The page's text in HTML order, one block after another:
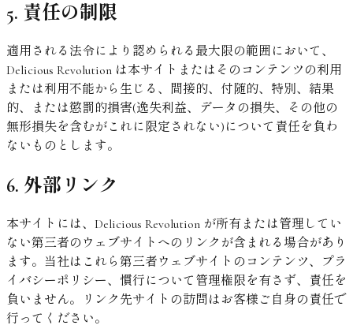
5. 責任の制限
適用される法令により認められる最大限の範囲において、
Delicious Revolution は本サイトまたはそのコンテンツの利用
または利用不能から生じる、間接的、付随的、特別、結果
的、または懲罰的損害(逸失利益、データの損失、その他の
無形損失を含むがこれに限定されない)について責任を負わ
ないものとします。
6. 外部リンク
本サイトには、Delicious Revolution が所有または管理してい
ない第三者のウェブサイトへのリンクが含まれる場合があり
ます。当社はこれら第三者ウェブサイトのコンテンツ、プラ
イバシーポリシー、慣行について管理権限を有さず、責任を
負いません。リンク先サイトの訪問はお客様ご自身の責任で
行ってください。